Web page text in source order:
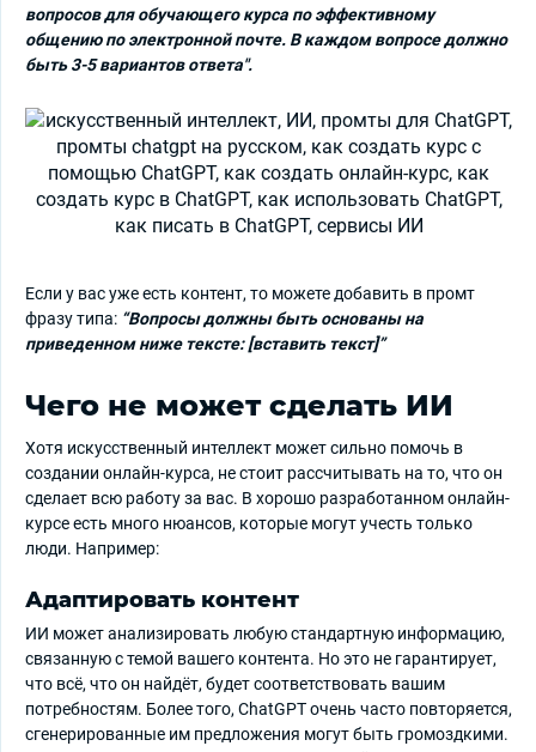
вопросов для обучающего курса по эффективному
общению по электронной почте. В каждом вопросе должно
быть 3-5 вариантов ответа".
Если у вас уже есть контент, то можете добавить в промт
фразу типа: “Вопросы должны быть основаны на
приведенном ниже тексте: [вставить текст]”
Чего не может сделать ИИ
Хотя искусственный интеллект может сильно помочь в
создании онлайн-курса, не стоит рассчитывать на то, что он
сделает всю работу за вас. В хорошо разработанном онлайн-
курсе есть много нюансов, которые могут учесть только
люди. Например:
Адаптировать контент
ИИ может анализировать любую стандартную информацию,
связанную с темой вашего контента. Но это не гарантирует,
что всё, что он найдёт, будет соответствовать вашим
потребностям. Более того, ChatGPT очень часто повторяется,
сгенерированные им предложения могут быть громоздкими.